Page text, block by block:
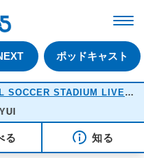
ポッドキャスト
NACK5 SPORTS SPECIAL SOCCER STADIUM LIVE 2026
る 知る